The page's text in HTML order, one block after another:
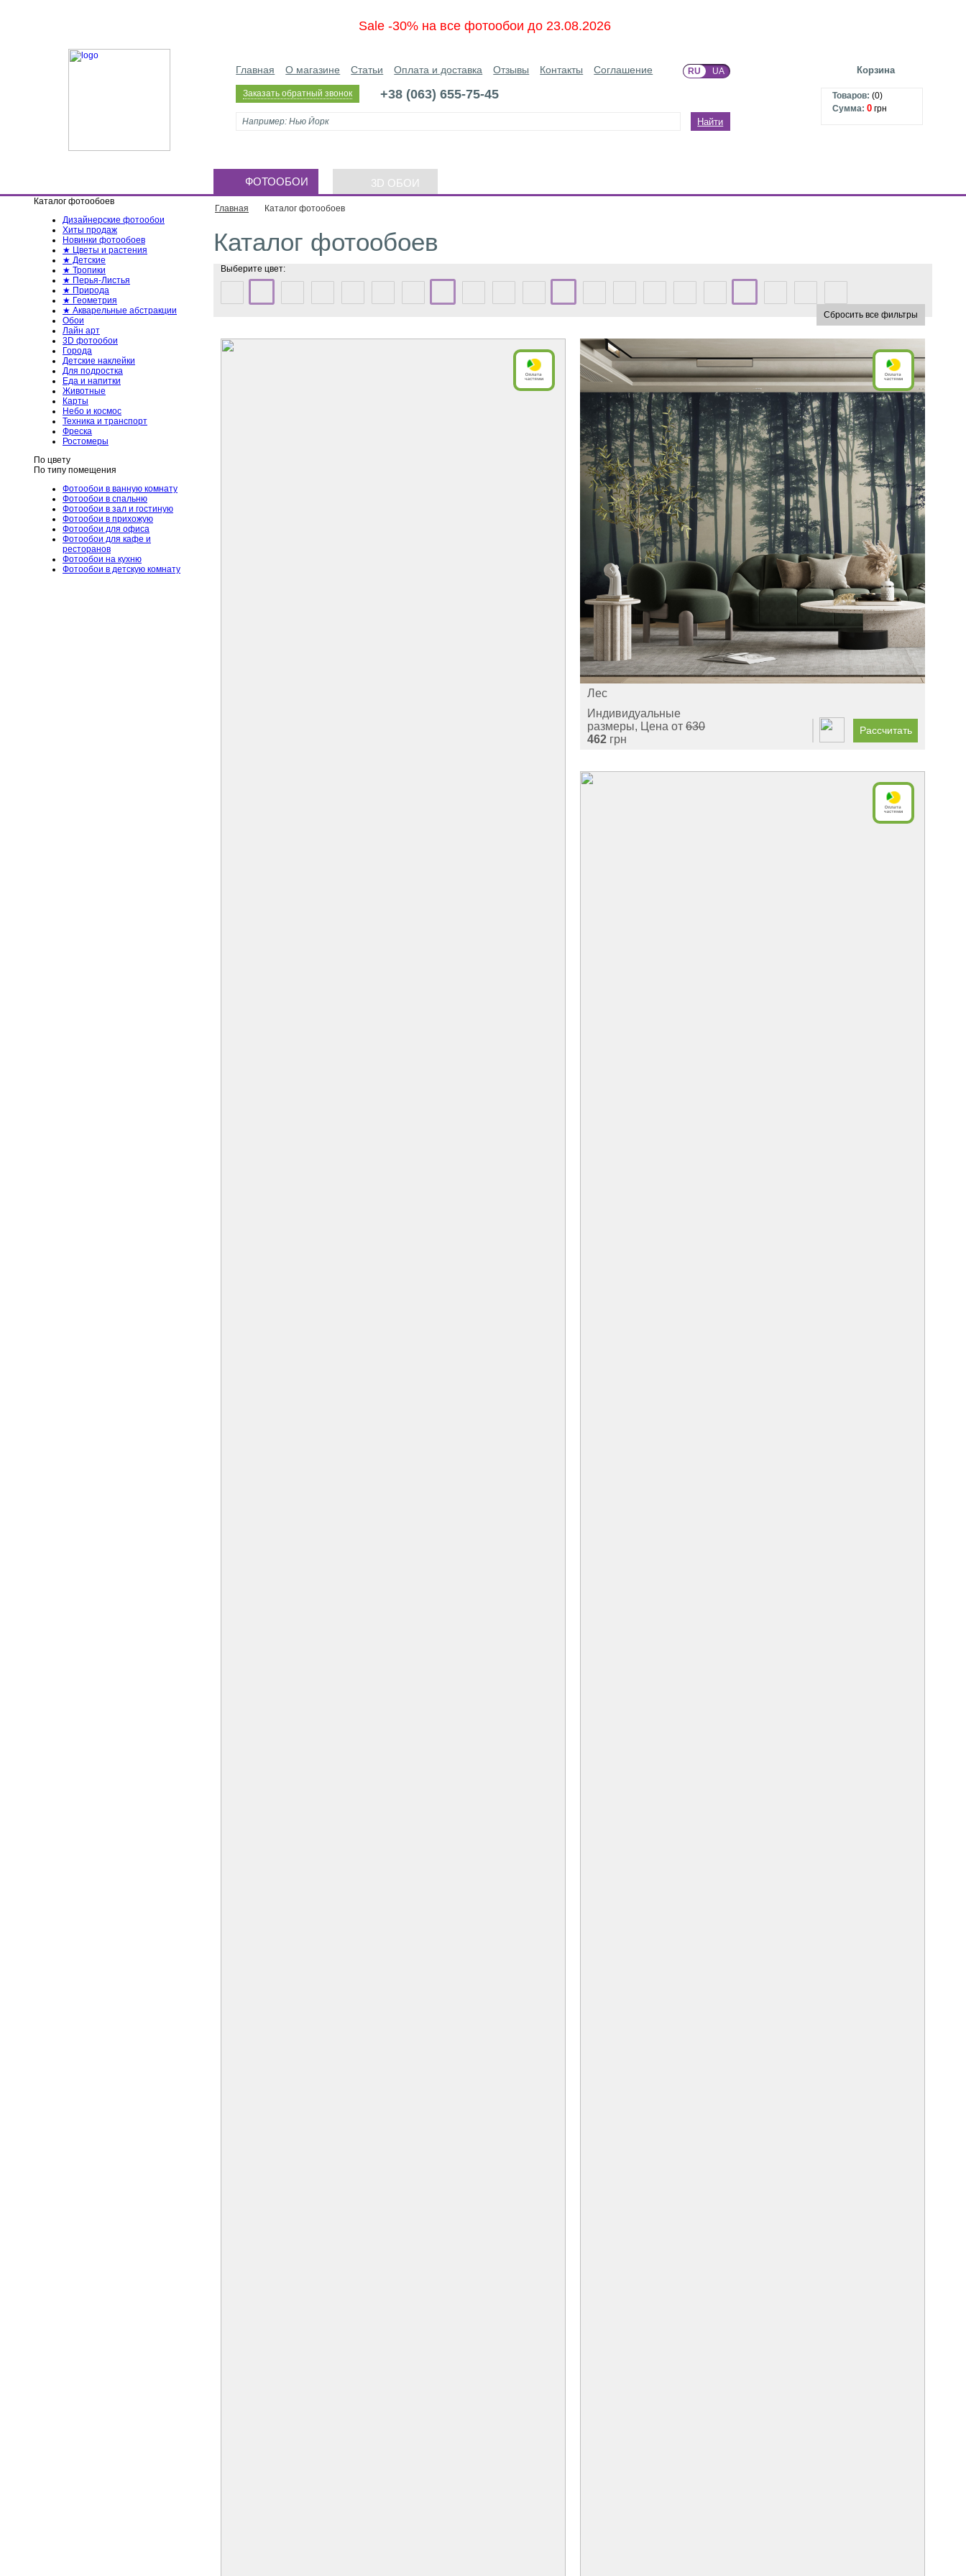
Sale -30% на все фотообои до 23.08.2026
Главная О магазине Статьи Оплата и доставка Отзывы Контакты Соглашение RU UA
Заказать обратный звонок +38 (063) 655-75-45
Найти
Корзина
Товаров: (0)
Сумма: 0 грн
ФОТООБОИ 3D ОБОИ
Каталог фотообоев
Дизайнерские фотообои
Хиты продаж
Новинки фотообоев
★ Цветы и растения
★ Детские
★ Тропики
★ Перья-Листья
★ Природа
★ Геометрия
★ Акварельные абстракции
Обои
Лайн арт
3D фотообои
Города
Детские наклейки
Для подростка
Еда и напитки
Животные
Карты
Небо и космос
Техника и транспорт
Фреска
Ростомеры
По цвету
По типу помещения
Фотообои в ванную комнату
Фотообои в спальню
Фотообои в зал и гостиную
Фотообои в прихожую
Фотообои для офиса
Фотообои для кафе и
ресторанов
Фотообои на кухню
Фотообои в детскую комнату
Главная Каталог фотообоев
Каталог фотообоев
Выберите цвет:
Сбросить все фильтры
Лес
Индивидуальные
размеры, Цена от 630
462 грн
Рассчитать